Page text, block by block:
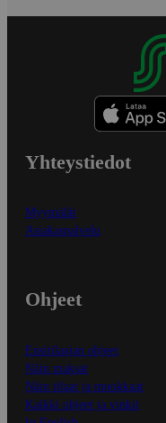
Yhteystiedot
Myymälät
Asiakaspalvelu
Ohjeet
Ensitilaajan ohjeet
Näin maksat
Näin tilaat ja muokkaat
Kaikki ohjeet ja vinkit